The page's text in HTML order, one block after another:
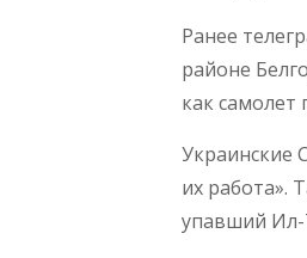
Ранее
районе
как самолет
Украинские
их работа».
упавший Ил-